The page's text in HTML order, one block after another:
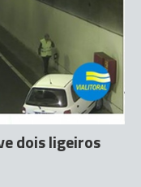
dois ligeiros